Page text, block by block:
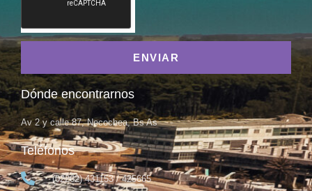
ENVIAR
Dónde encontrarnos
Av 2 y calle 87, Necochea, Bs As
Teléfonos
(02262) 431153 / 425665